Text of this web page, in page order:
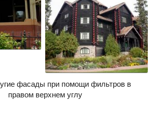
фасады при помощи фильтров